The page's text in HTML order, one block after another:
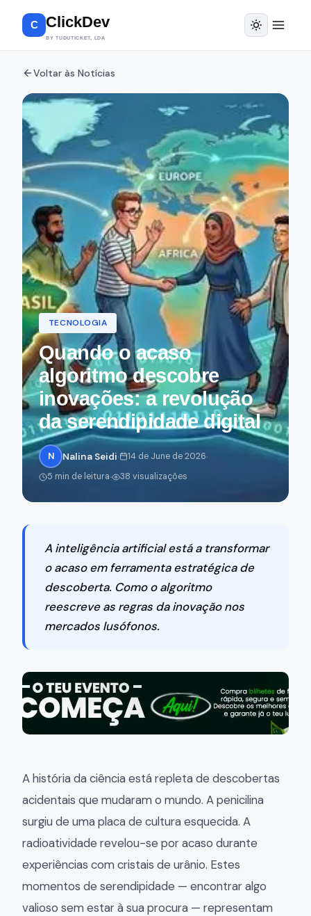
C ClickDev
BY TUDUTICKET, LDA
Voltar às Notícias
TECNOLOGIA
Quando o acaso
algoritmo descobre
inovações: a revolução
da serendipidade digital
N Nalina Seidi· 14 de June de 2026·
5 min de leitura· 38 visualizações
A inteligência artificial está a transformar
o acaso em ferramenta estratégica de
descoberta. Como o algoritmo
reescreve as regras da inovação nos
mercados lusófonos.
A história da ciência está repleta de descobertas
acidentais que mudaram o mundo. A penicilina
surgiu de uma placa de cultura esquecida. A
radioatividade revelou-se por acaso durante
experiências com cristais de urânio. Estes
momentos de serendipidade — encontrar algo
valioso sem estar à sua procura — representam